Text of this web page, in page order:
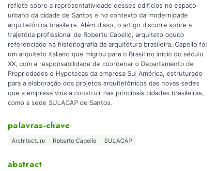
reflete sobre a representatividade desses edifícios no espaço
urbano da cidade de Santos e no contexto da modernidade
arquitetônica brasileira. Além disso, o artigo discorre sobre a
trajetória profissional de Roberto Capello, arquiteto pouco
referenciado na historiografia da arquitetura brasileira. Capello foi
um arquiteto italiano que migrou para o Brasil no início do século
XX, com a responsabilidade de coordenar o Departamento de
Propriedades e Hypotecas da empresa Sul América, estruturado
para a elaboração dos projetos arquitetônicos das novas sedes
que a empresa viria a construir nas principais cidades brasileiras,
como a sede SULACAP de Santos.
palavras-chave
Architecture Roberto Capello SULACAP
abstract